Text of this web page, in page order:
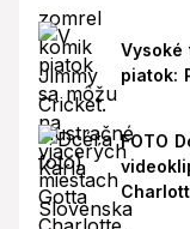
Vysoké
piatok:
FOTO
Paríži!